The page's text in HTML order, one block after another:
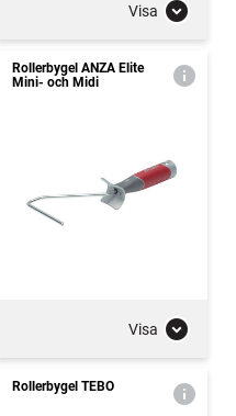
Visa
Rollerbygel ANZA Elite
Mini- och Midi
Visa
Rollerbygel TEBO